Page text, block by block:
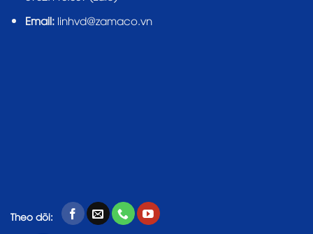
Email:linhvd@zamaco.vn
Theo dõi: